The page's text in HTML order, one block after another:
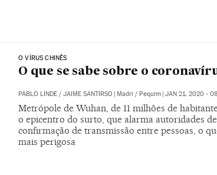
O VÍRUS CHINÊS
O que se sabe sobre o
PABLO LINDE/ JAIME SANTIRSO Madri / Pequim JAN 21, 2020 -
Metrópole de Wuhan, de 11 milhões de
o epicentro do surto, que alarma autoridades
confirmação de transmissão entre pessoas, o
mais perigosa